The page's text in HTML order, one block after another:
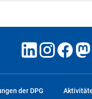
der DPG